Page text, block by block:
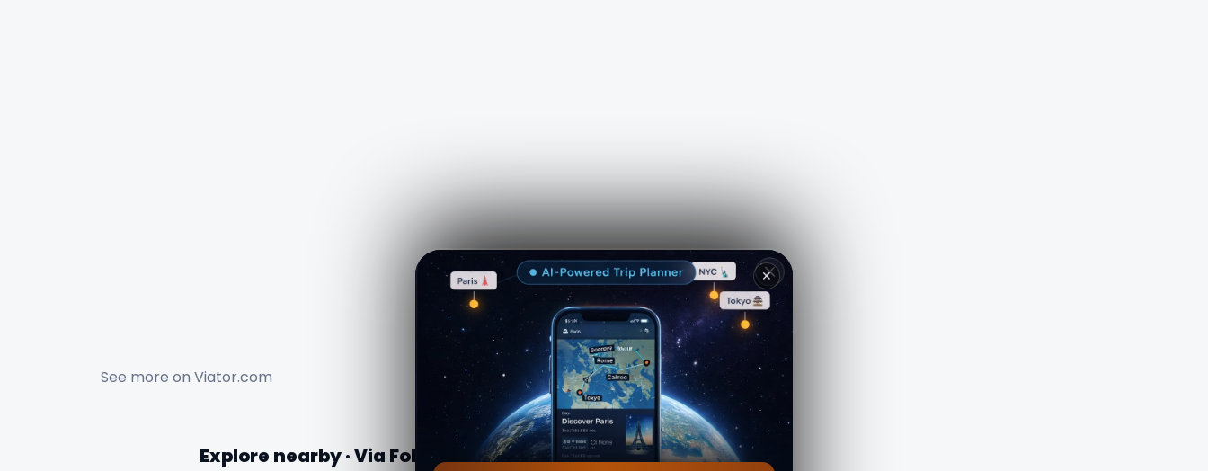
See more on Viator.com
Explore nearby · Via Folgore da S. Giminiano, 11
✕